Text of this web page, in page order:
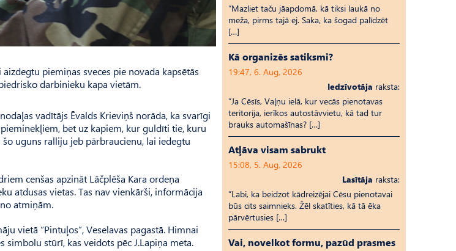
piemiņas sveces pie novada kapsētās
darbinieku kapa vietām.
vadītājs Ēvalds Krieviņš norāda, ka svarīgi
bet uz kapiem, kur guldīti tie, kuru
uguns ralliju jeb pārbraucienu, lai iedegtu
cenšas apzināt Lāčplēša Kara ordeņa
atdusas vietas. Tas nav vienkārši, informācija
atmiņām.
vietā “Pin­tu­ļos”, Veselavas pagastā. Himnai
simbolu stūrī, kas veidots pēc J.Lapiņa meta.
“Mazliet taču jāapdomā, kā tiksi laukā no
meža, pirms tajā ej. Saka, ka šogad palīdzēt
[…]
Kā organizēs satiksmi?
19:47, 6. Aug, 2026
Iedzīvotāja raksta:
“Ja Cēsīs, Vaļņu ielā, kur vecās pienotavas
teritorija, ierīkos autostāvvietu, kā tad tur
brauks automašīnas? […]
Atļāva visam sabrukt
15:08, 5. Aug, 2026
Lasītāja raksta:
“Labi, ka beidzot kādreizējai Cēsu pienotavai
būs cits saimnieks. Žēl skatīties, kā tā ēka
pārvērtusies […]
Vai, novelkot formu, pazūd prasmes